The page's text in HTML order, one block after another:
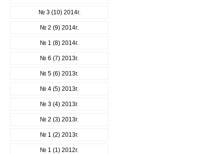
№ 3 (10) 2014г.
№ 2 (9) 2014г.
№ 1 (8) 2014г.
№ 6 (7) 2013г.
№ 5 (6) 2013г.
№ 4 (5) 2013г.
№ 3 (4) 2013г.
№ 2 (3) 2013г.
№ 1 (2) 2013г.
№ 1 (1) 2012г.